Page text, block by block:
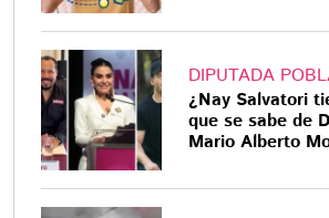
DIPUTADA
¿Nay Salvatori
que se sabe de
Mario Alberto